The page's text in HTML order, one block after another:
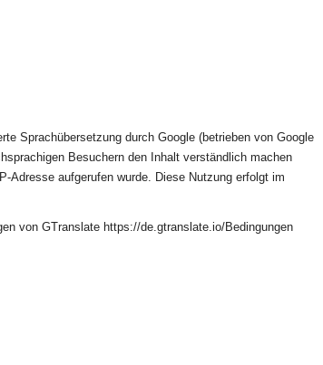
Sprachübersetzung durch Google (betrieben von Google
Besuchern den Inhalt verständlich machen
Adresse aufgerufen wurde. Diese Nutzung erfolgt im
von GTranslate https://de.gtranslate.io/Bedingungen